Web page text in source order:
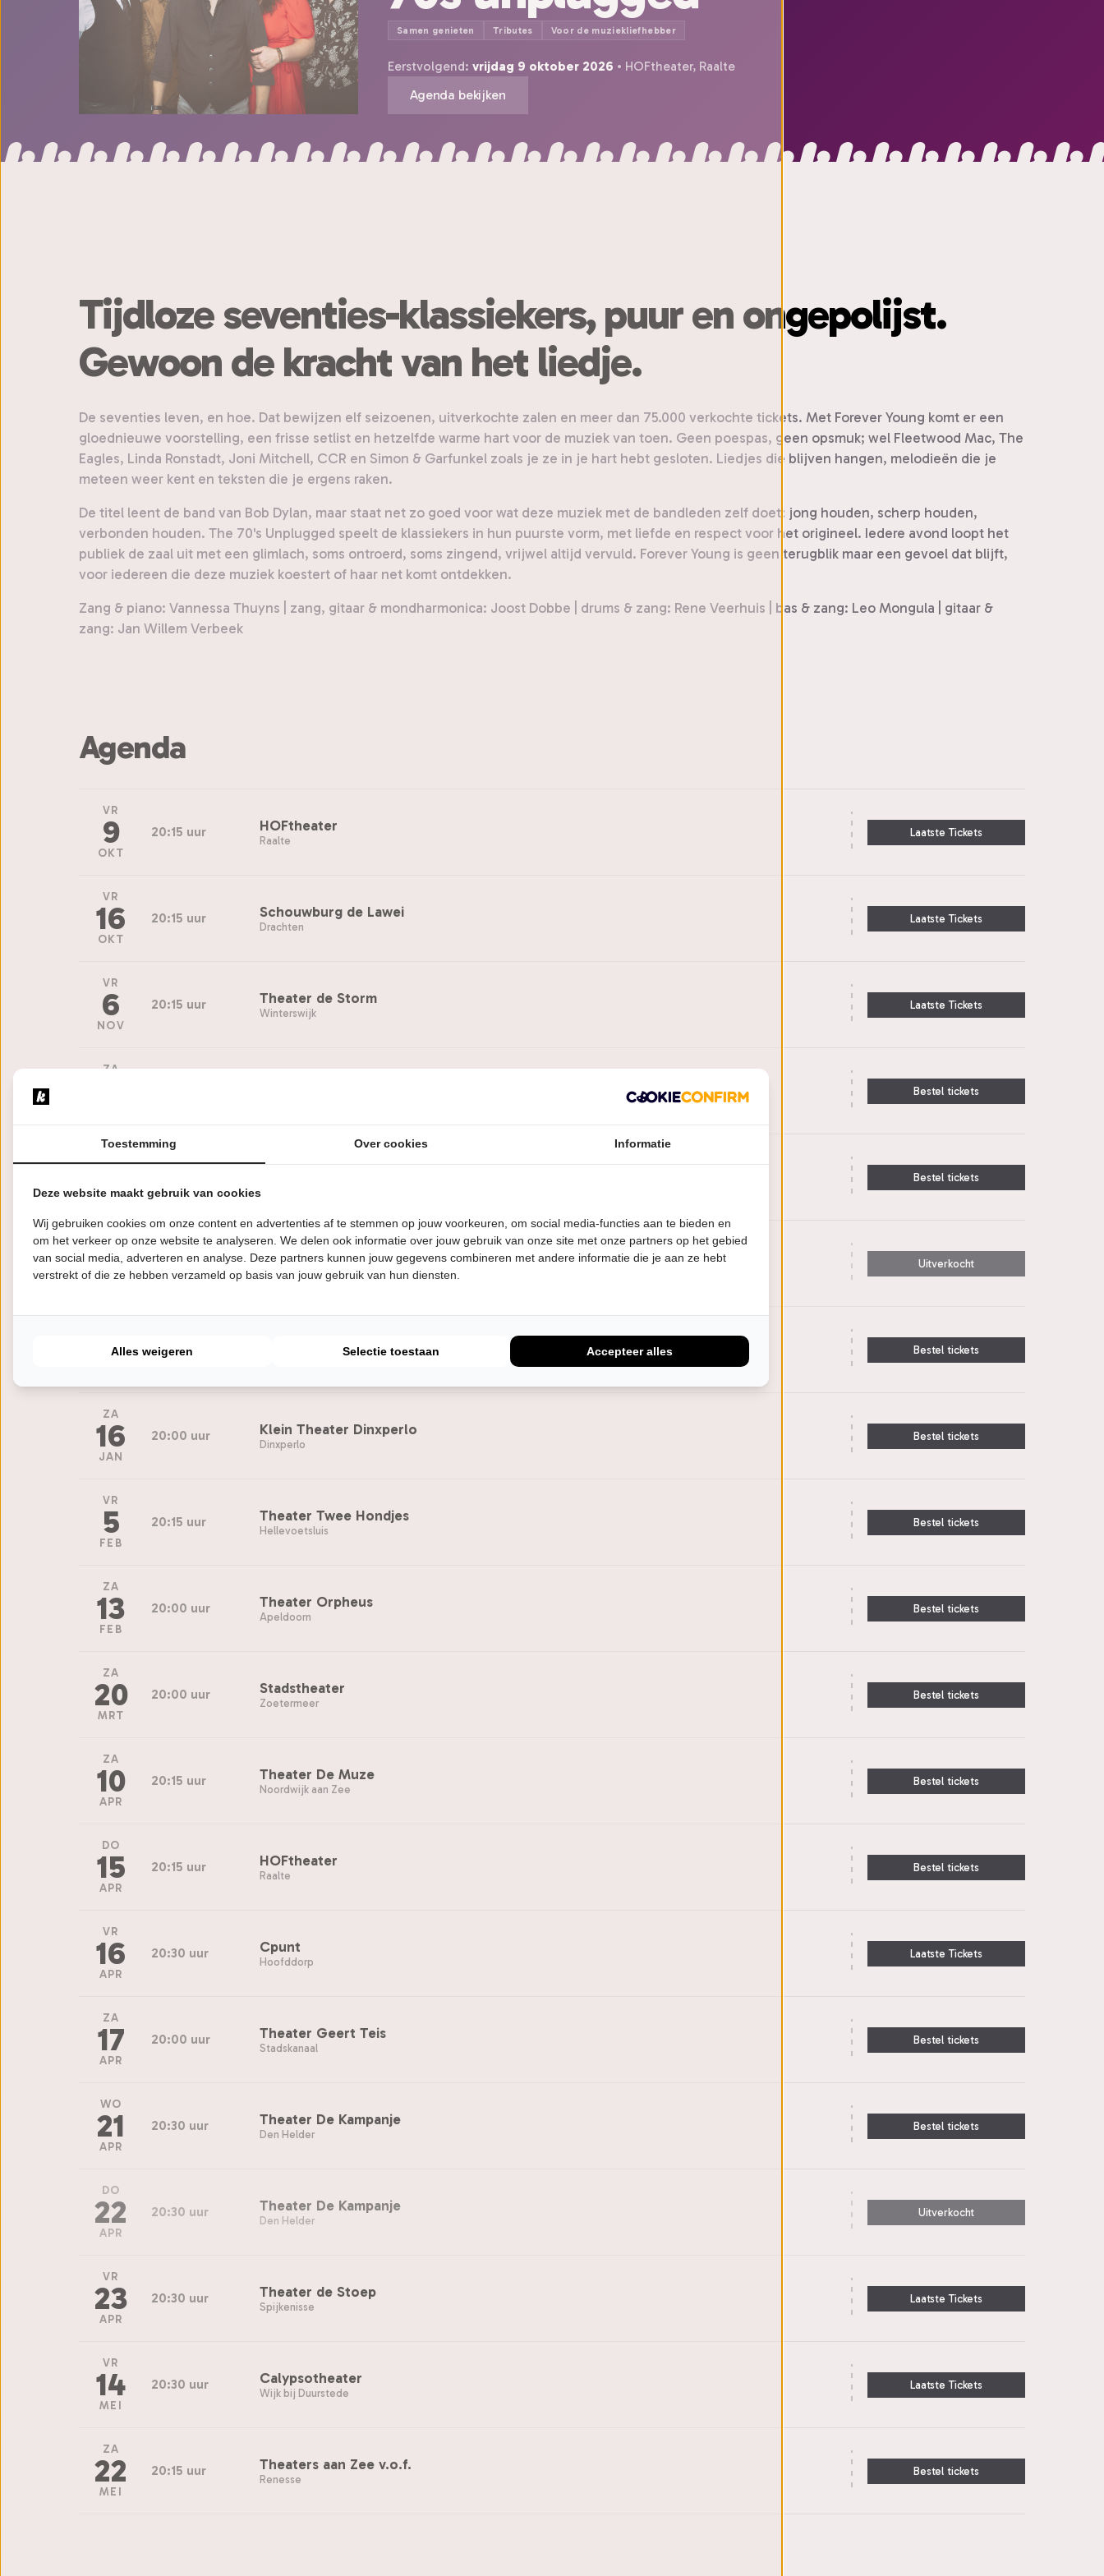
Samen genieten Tributes Voor de muziekliefhebber
Eerstvolgend: vrijdag 9 oktober 2026 • HOFtheater, Raalte
Agenda bekijken
Tijdloze seventies-klassiekers, puur en ongepolijst.
Gewoon de kracht van het liedje.
De seventies leven, en hoe. Dat bewijzen elf seizoenen, uitverkochte zalen en meer dan 75.000 verkochte tickets. Met Forever Young komt er een
gloednieuwe voorstelling, een frisse setlist en hetzelfde warme hart voor de muziek van toen. Geen poespas, geen opsmuk; wel Fleetwood Mac, The
Eagles, Linda Ronstadt, Joni Mitchell, CCR en Simon & Garfunkel zoals je ze in je hart hebt gesloten. Liedjes die blijven hangen, melodieën die je
meteen weer kent en teksten die je ergens raken.
De titel leent de band van Bob Dylan, maar staat net zo goed voor wat deze muziek met de bandleden zelf doet: jong houden, scherp houden,
verbonden houden. The 70's Unplugged speelt de klassiekers in hun puurste vorm, met liefde en respect voor het origineel. Iedere avond loopt het
publiek de zaal uit met een glimlach, soms ontroerd, soms zingend, vrijwel altijd vervuld. Forever Young is geen terugblik maar een gevoel dat blijft,
voor iedereen die deze muziek koestert of haar net komt ontdekken.
Zang & piano: Vannessa Thuyns | zang, gitaar & mondharmonica: Joost Dobbe | drums & zang: Rene Veerhuis | bas & zang: Leo Mongula | gitaar &
zang: Jan Willem Verbeek
Agenda
VR
9
OKT
20:15 uur HOFtheater
Raalte
Laatste Tickets
VR
16
OKT
20:15 uur Schouwburg de Lawei
Drachten
Laatste Tickets
VR
6
NOV
20:15 uur Theater de Storm
Winterswijk
Laatste Tickets
ZA
Bestel tickets
28
NOV
Schouwburg Middelburg Bestel tickets
ZA
12 20:15 uur Theater de Winsinghhof
Roden
Uitverkocht
8 20:15 uur Bestel tickets
ZA
16
JAN
20:00 uur Klein Theater Dinxperlo
Dinxperlo
Bestel tickets
VR
5
FEB
20:15 uur Theater Twee Hondjes
Hellevoetsluis
Bestel tickets
ZA
13
FEB
20:00 uur Theater Orpheus
Apeldoorn
Bestel tickets
ZA
20
MRT
20:00 uur Stadstheater
Zoetermeer
Bestel tickets
ZA
10
APR
20:15 uur Theater De Muze
Noordwijk aan Zee
Bestel tickets
DO
15
APR
20:15 uur HOFtheater
Raalte
Bestel tickets
VR
16
APR
20:30 uur Cpunt
Hoofddorp
Laatste Tickets
ZA
17
APR
20:00 uur Theater Geert Teis
Stadskanaal
Bestel tickets
WO
21
APR
20:30 uur Theater De Kampanje
Den Helder
Bestel tickets
DO
22
APR
20:30 uur Theater De Kampanje
Den Helder
Uitverkocht
VR
23
APR
20:30 uur Theater de Stoep
Spijkenisse
Laatste Tickets
VR
14
MEI
20:30 uur Calypsotheater
Wijk bij Duurstede
Laatste Tickets
ZA
22
MEI
20:15 uur Theaters aan Zee v.o.f.
Renesse
Bestel tickets
Toestemming Over cookies Informatie
Deze website maakt gebruik van cookies
Wij gebruiken cookies om onze content en advertenties af te stemmen op jouw voorkeuren, om social media-functies aan te bieden en
om het verkeer op onze website te analyseren. We delen ook informatie over jouw gebruik van onze site met onze partners op het gebied
van social media, adverteren en analyse. Deze partners kunnen jouw gegevens combineren met andere informatie die je aan ze hebt
verstrekt of die ze hebben verzameld op basis van jouw gebruik van hun diensten.
Alles weigeren Selectie toestaan Accepteer alles